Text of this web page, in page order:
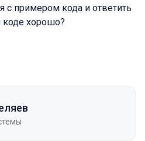
с примером кода и ответить
коде хорошо?